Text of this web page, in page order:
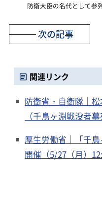
防衛大臣の名代として
次の記事
関連リンク
防衛省・自衛隊｜
（千鳥ヶ淵戦没者
厚生労働省｜「千
開催（5/27（月）